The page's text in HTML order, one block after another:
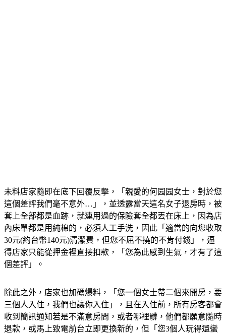
未料店家隨即在底下回覆反擊，「親愛的何园园女士，對於您
這個差評我們毫不意外…」，並透露當天這名女子退房時，被
套上全部都是血跡，就連用過的保險套全都丟在床上，因為店
內床單都是用純棉的，必須人工手洗，因此「適當的向您收取
30元(約台幣140元)清潔費，但您不屈不撓的不肯付錢」，逼
得店家只能從押金裡直接扣款，「您為此感到生氣，才有了這
除此之外，店家也加碼爆料，「您一個女士帶二個來開房，要
三個人入住，我們也讓你入住」，且在入住前，所有房客都會
收到簡訊通知若是不滿意房間，或者哪裡髒，他們都願意隨時